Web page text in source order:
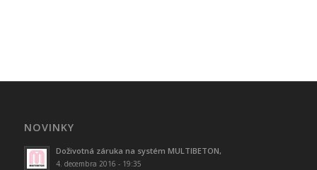
NOVINKY
Doživotná záruka na systém MULTIBETON,
4. decembra 2016 - 19:35